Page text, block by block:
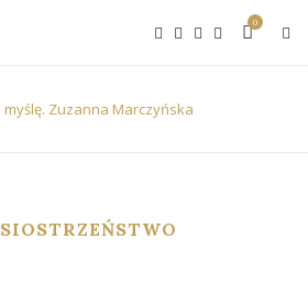
0
SIOSTRZEŃSTWO